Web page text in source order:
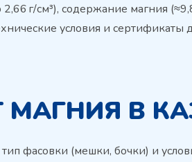
г/см³), содержание магния
условия и сертификаты
В
фасовки (мешки, бочки) и